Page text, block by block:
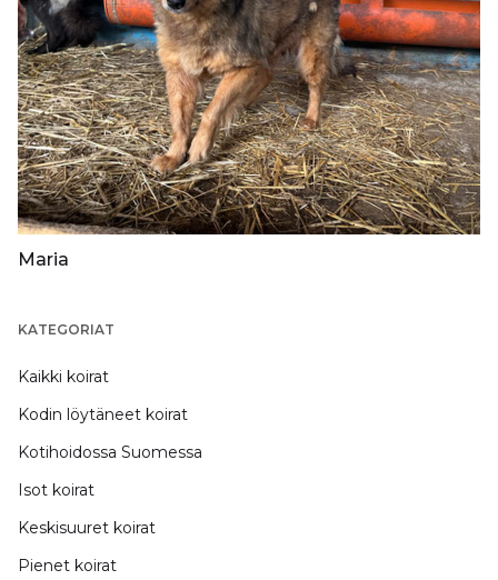
KATEGORIAT
Kaikki koirat
Kodin löytäneet koirat
Kotihoidossa Suomessa
Isot koirat
Keskisuuret koirat
Pienet koirat
Maria